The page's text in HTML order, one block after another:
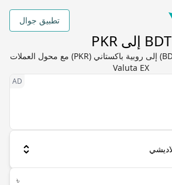
تطبيق جوال
BDT إلى PKR
تحويل تاكا بنغلاديشي (BDT) إلى روبية باكستاني (PKR) مع محول العملات
Valuta EX
৳